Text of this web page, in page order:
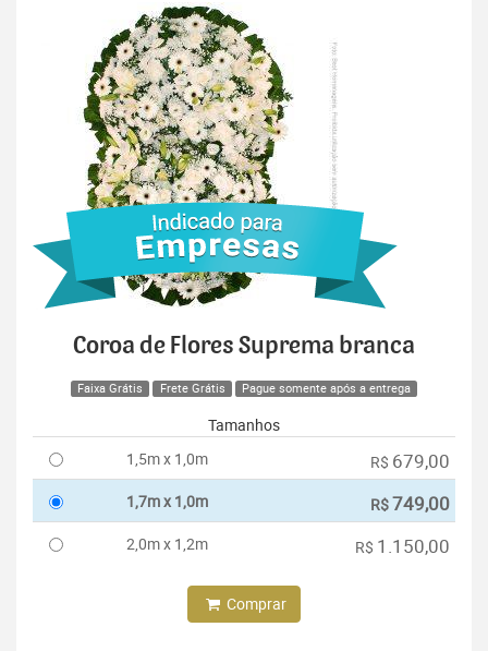
Coroa de Flores Suprema branca
Faixa Grátis Frete Grátis Pague somente após a entrega
Tamanhos
1,5m x 1,0m
R$ 679,00
1,7m x 1,0m R$749,00
2,0m x 1,2m R$ 1.150,00
Comprar